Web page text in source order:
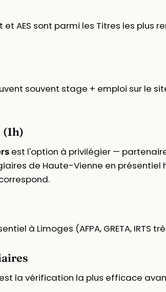
AES sont parmi les Titres les plus
souvent stage + emploi sur le
est l'option à privilégier —
de Haute-Vienne en
à Limoges (AFPA, GRETA, IRTS
la vérification la plus efficace